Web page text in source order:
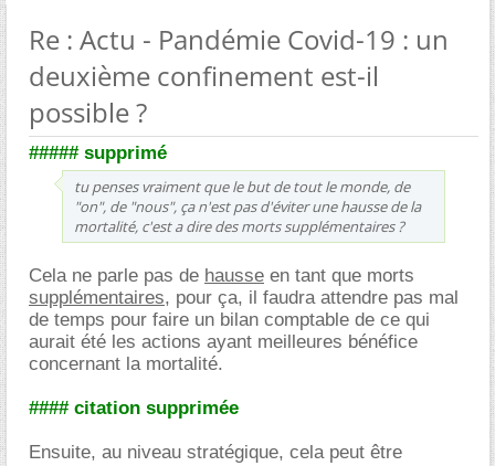
Re : Actu - Pandémie Covid-19 : un
deuxième confinement est-il
possible ?
##### supprimé
tu penses vraiment que le but de tout le monde, de
"on", de "nous", ça n'est pas d'éviter une hausse de la
mortalité, c'est a dire des morts supplémentaires ?
Cela ne parle pas de hausse en tant que morts
supplémentaires, pour ça, il faudra attendre pas mal
de temps pour faire un bilan comptable de ce qui
aurait été les actions ayant meilleures bénéfice
concernant la mortalité.
#### citation supprimée
Ensuite, au niveau stratégique, cela peut être